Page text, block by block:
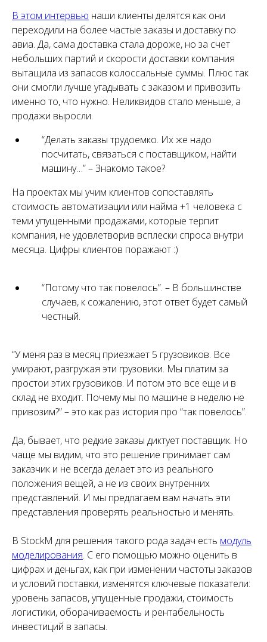
В этом интервью наши клиенты делятся как они
переходили на более частые заказы и доставку по
авиа. Да, сама доставка стала дороже, но за счет
небольших партий и скорости доставки компания
вытащила из запасов колоссальные суммы. Плюс так
они смогли лучше угадывать с заказом и привозить
именно то, что нужно. Неликвидов стало меньше, а
продажи выросли.
“Делать заказы трудоемко. Их же надо
посчитать, связаться с поставщиком, найти
машину…” – Знакомо такое?
На проектах мы учим клиентов сопоставлять
стоимость автоматизации или найма +1 человека с
теми упущенными продажами, которые терпит
компания, не удовлетворив всплески спроса внутри
месяца. Цифры клиентов поражают :)
“Потому что так повелось”. – В большинстве
случаев, к сожалению, этот ответ будет самый
честный.
“У меня раз в месяц приезжает 5 грузовиков. Все
умирают, разгружая эти грузовики. Мы платим за
простои этих грузовиков. И потом это все еще и в
склад не входит. Почему мы по машине в неделю не
привозим?” – это как раз история про “так повелось”.
Да, бывает, что редкие заказы диктует поставщик. Но
чаще мы видим, что это решение принимает сам
заказчик и не всегда делает это из реального
положения вещей, а не из своих внутренних
представлений. И мы предлагаем вам начать эти
представления проверять реальностью и менять.
В StockM для решения такого рода задач есть модуль
моделирования. С его помощью можно оценить в
цифрах и деньгах, как при изменении частоты заказов
и условий поставки, изменятся ключевые показатели:
уровень запасов, упущенные продажи, стоимость
логистики, оборачиваемость и рентабельность
инвестиций в запасы.
управлению запасами,
публикуем кейсы, видео и анонсы
мероприятий.
Рассказываем о ТОС на уточках.